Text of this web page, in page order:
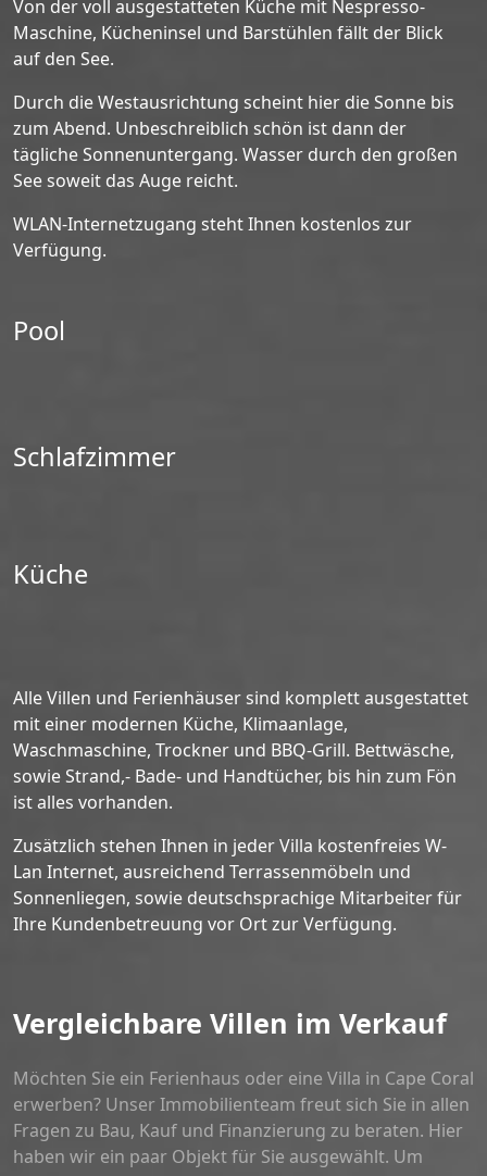
Von der voll ausgestatteten Küche mit Nespresso-
Maschine, Kücheninsel und Barstühlen fällt der Blick
auf den See.
Durch die Westausrichtung scheint hier die Sonne bis
zum Abend. Unbeschreiblich schön ist dann der
tägliche Sonnenuntergang. Wasser durch den großen
See soweit das Auge reicht.
WLAN-Internetzugang steht Ihnen kostenlos zur
Verfügung.
Pool
Schlafzimmer
Küche
Alle Villen und Ferienhäuser sind komplett ausgestattet
mit einer modernen Küche, Klimaanlage,
Waschmaschine, Trockner und BBQ-Grill. Bettwäsche,
sowie Strand,- Bade- und Handtücher, bis hin zum Fön
ist alles vorhanden.
Zusätzlich stehen Ihnen in jeder Villa kostenfreies W-
Lan Internet, ausreichend Terrassenmöbeln und
Sonnenliegen, sowie deutschsprachige Mitarbeiter für
Ihre Kundenbetreuung vor Ort zur Verfügung.
Vergleichbare Villen im Verkauf
Möchten Sie ein Ferienhaus oder eine Villa in Cape Coral
erwerben? Unser Immobilienteam freut sich Sie in allen
Fragen zu Bau, Kauf und Finanzierung zu beraten. Hier
haben wir ein paar Objekt für Sie ausgewählt. Um